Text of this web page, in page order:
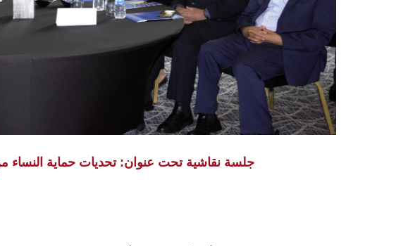
جلسة نقاشية تحت عنوان: تحديات حماية النساء